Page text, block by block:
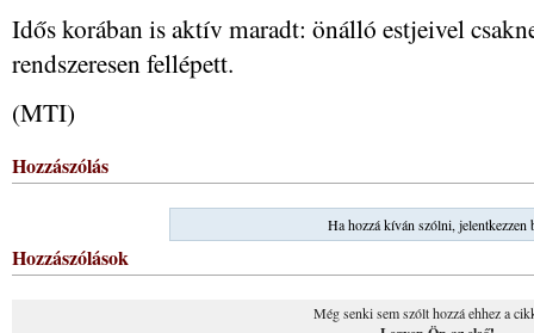
Idős korában is aktív maradt: önálló estjeivel
rendszeresen fellépett.
(MTI)
Hozzászólás
Ha hozzá kíván szólni, jelentkezzen
Hozzászólások
Még senki sem szólt hozzá ehhez a